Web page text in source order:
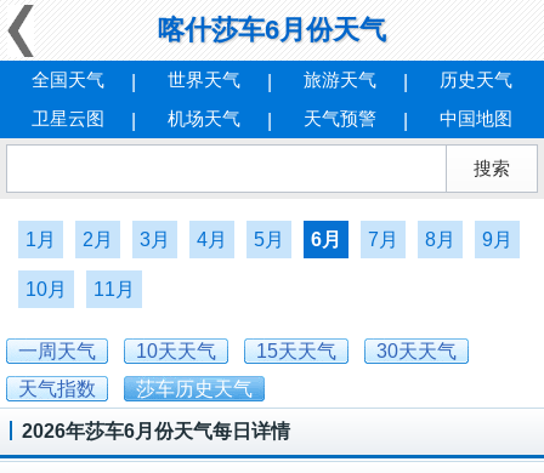
喀什莎车6月份天气
全国天气 世界天气 旅游天气
历史天气
卫星云图
机场天气 天气预警 中国地图
1月 2月 3月 4月 5月 6月 7月 8月 9月
10月 11月
一周天气 10天天气 15天天气
30天天气
天气指数
莎车历史天气
2026年莎车6月份天气每日详情